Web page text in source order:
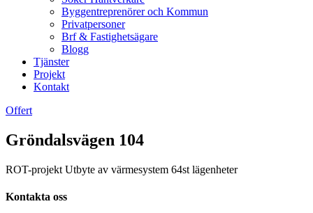
Byggentreprenörer och Kommun
Privatpersoner
Brf & Fastighetsägare
Blogg
Tjänster
Projekt
Kontakt
Offert
Gröndalsvägen 104
ROT-projekt Utbyte av värmesystem 64st lägenheter
Kontakta oss